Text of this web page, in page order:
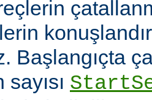
Başlangıçta